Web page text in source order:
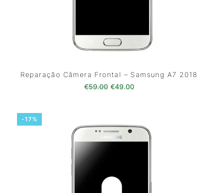
Reparação Câmera Frontal – Samsung A7 2018
€59.00 O preço original era: €59.00.
€49.00O preço atual é:
-17%